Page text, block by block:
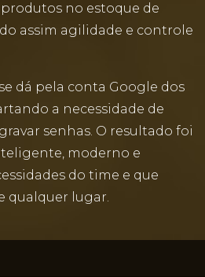
no estoque de
assim agilidade e controle
dá pela conta Google dos
a necessidade de
senhas. O resultado foi
moderno e
do time e que
qualquer lugar.